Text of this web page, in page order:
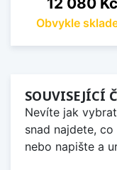
Obvykle
SOUVISEJÍCÍ
Nevíte jak
snad najdete,
nebo napište a